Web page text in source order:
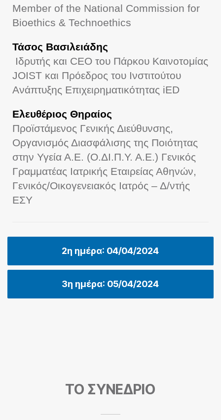
Member of the National Commission for
Bioethics & Technoethics
Τάσος Βασιλειάδης
Ιδρυτής και CEO του Πάρκου Καινοτομίας
JOIST και Πρόεδρος του Ινστιτούτου
Ανάπτυξης Επιχειρηματικότητας iED
Ελευθέριος Θηραίος
Προϊστάμενος Γενικής Διεύθυνσης,
Οργανισμός Διασφάλισης της Ποιότητας
στην Υγεία Α.Ε. (Ο.ΔΙ.Π.Υ. Α.Ε.) Γενικός
Γραμματέας Ιατρικής Εταιρείας Αθηνών,
Γενικός/Οικογενειακός Ιατρός – Δ/ντής
ΕΣΥ
2η ημέρα: 04/04/2024
3η ημέρα: 05/04/2024
TO ΣΥΝΕΔΡΙΟ